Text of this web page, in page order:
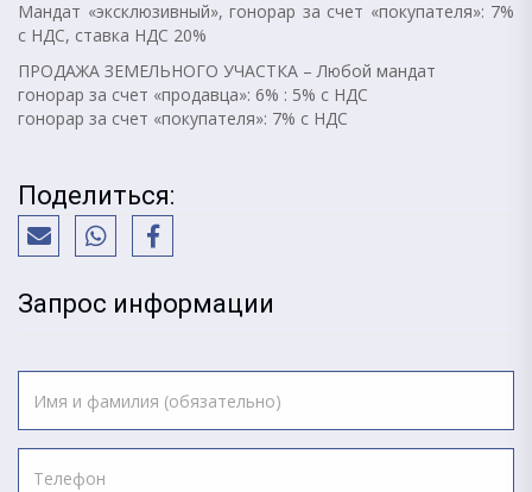
Мандат «эксклюзивный», гонорар за счет «покупателя»: 7%
с НДС, ставка НДС 20%
ПРОДАЖА ЗЕМЕЛЬНОГО УЧАСТКА – Любой мандат
гонорар за счет «продавца»: 6% : 5% с НДС
гонорар за счет «покупателя»: 7% с НДС
Поделиться:
Запрос информации